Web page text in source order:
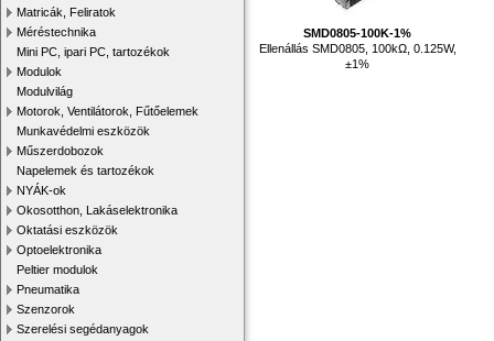
Matricák, Feliratok
Méréstechnika
Mini PC, ipari PC, tartozékok
Modulok
Modulvilág
Motorok, Ventilátorok, Fűtőelemek
Munkavédelmi eszközök
Műszerdobozok
Napelemek és tartozékok
NYÁK-ok
Okosotthon, Lakáselektronika
Oktatási eszközök
Optoelektronika
Peltier modulok
Pneumatika
Szenzorok
Szerelési segédanyagok
SMD0805-100K-1%
Ellenállás SMD0805, 100kΩ, 0.125W,
±1%